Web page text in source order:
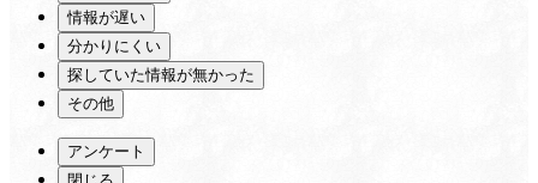
情報が遅い
分かりにくい
探していた情報が無かった
その他
アンケート